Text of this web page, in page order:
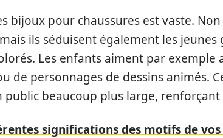
bijoux pour chaussures est vaste.
ils séduisent également les jeunes
Les enfants aiment par exemple
de personnages de dessins animés.
beaucoup plus large, renforçant
significations des motifs de